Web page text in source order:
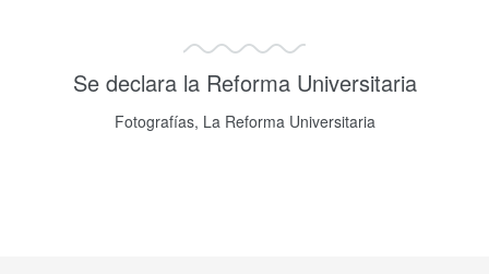
Se declara la Reforma Universitaria
Fotografías, La Reforma Universitaria